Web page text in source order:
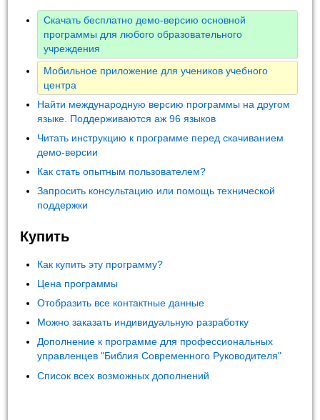
Скачать бесплатно демо-версию основной
программы для любого образовательного
учреждения
Мобильное приложение для учеников учебного
центра
Найти международную версию программы на другом
языке. Поддерживаются аж 96 языков
Читать инструкцию к программе перед скачиванием
демо-версии
Как стать опытным пользователем?
Запросить консультацию или помощь технической
поддержки
Купить
Как купить эту программу?
Цена программы
Отобразить все контактные данные
Можно заказать индивидуальную разработку
Дополнение к программе для профессиональных
управленцев "Библия Современного Руководителя"
Список всех возможных дополнений